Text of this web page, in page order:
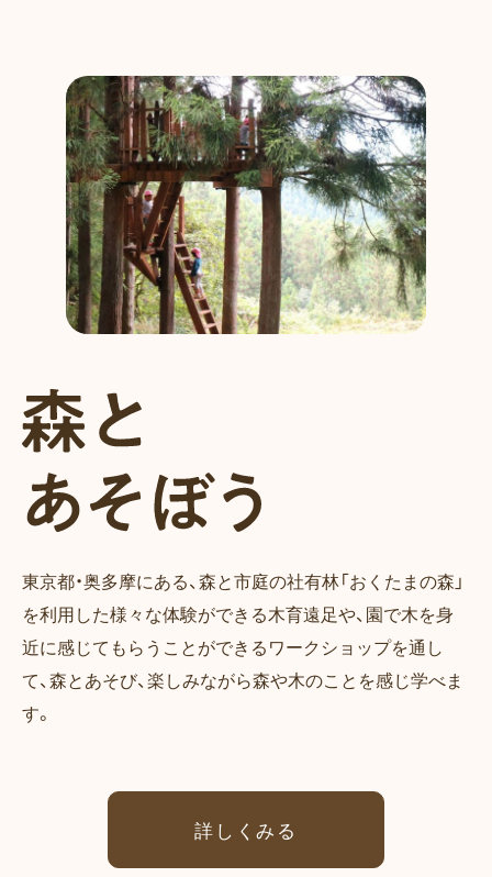
東京都・奥多摩にある、森と市庭の社有林「おくたまの森」
を利用した様々な体験ができる木育遠足や、園で木を身
近に感じてもらうことができるワークショップを通し
て、森とあそび、楽しみながら森や木のことを感じ学べま
す。
詳しくみる